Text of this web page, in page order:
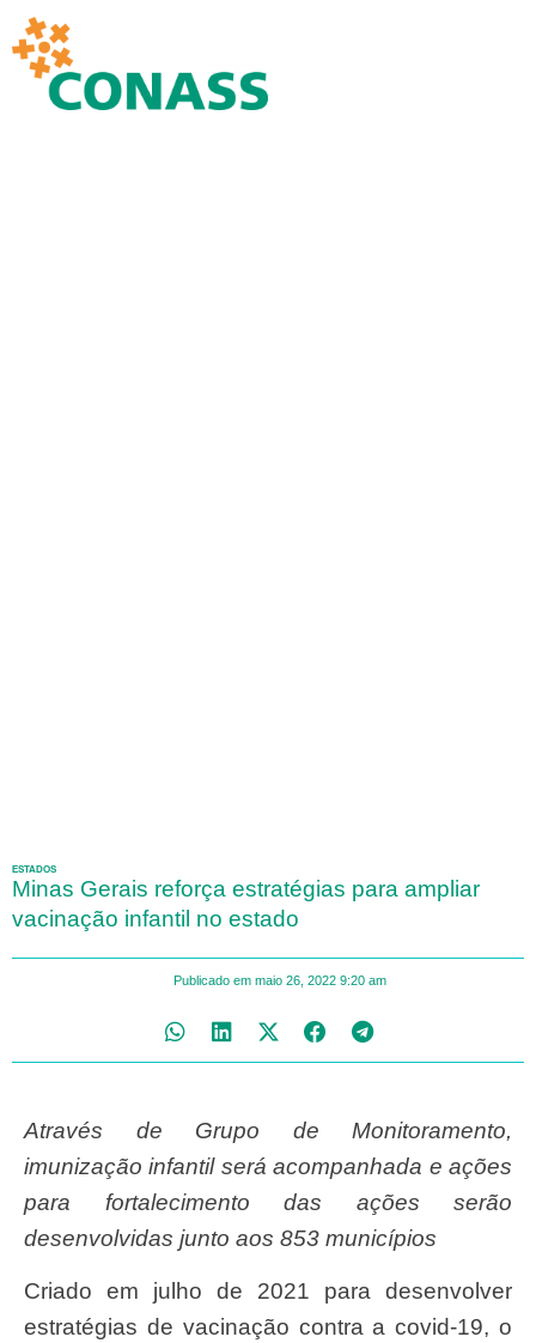
ESTADOS
Minas Gerais reforça estratégias para ampliar
vacinação infantil no estado
Publicado em maio 26, 2022 9:20 am
Através de Grupo de Monitoramento,
imunização infantil será acompanhada e ações
para fortalecimento das ações serão
desenvolvidas junto aos 853 municípios
Criado em julho de 2021 para desenvolver
estratégias de vacinação contra a covid-19, o